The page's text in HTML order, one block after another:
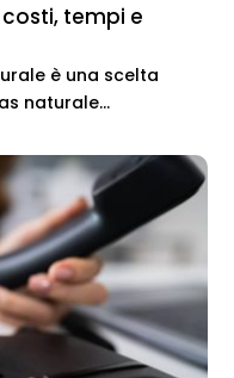
tempi e
è una scelta
naturale...